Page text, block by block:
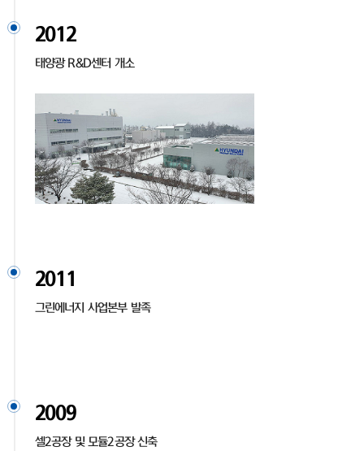
2012
태양광 R&D센터 개소
2011
그린에너지 사업본부 발족
2009
셀2공장 및 모듈2공장 신축